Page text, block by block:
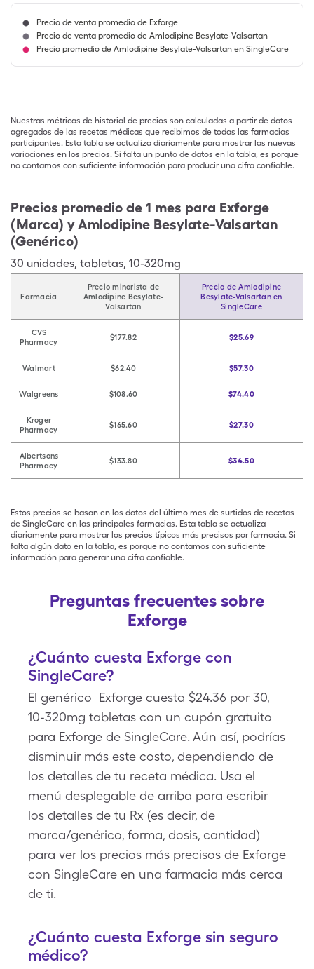
Precio de venta promedio de Exforge
Precio de venta promedio de Amlodipine Besylate-Valsartan
Precio promedio de Amlodipine Besylate-Valsartan en SingleCare
Nuestras métricas de historial de precios son calculadas a partir de datos
agregados de las recetas médicas que recibimos de todas las farmacias
participantes. Esta tabla se actualiza diariamente para mostrar las nuevas
variaciones en los precios. Si falta un punto de datos en la tabla, es porque
no contamos con suficiente información para producir una cifra confiable.
Precios promedio de 1 mes para Exforge
(Marca) y Amlodipine Besylate-Valsartan
(Genérico)
30 unidades, tabletas, 10-320mg
Farmacia
Precio minorista de
Amlodipine Besylate-
Valsartan
Precio de Amlodipine
Besylate-Valsartan en
SingleCare
CVS
Pharmacy
$177.82 $25.69
Walmart $62.40 $57.30
Walgreens $108.60 $74.40
Kroger
Pharmacy
$165.60 $27.30
Albertsons
Pharmacy
$133.80 $34.50
Estos precios se basan en los datos del último mes de surtidos de recetas
de SingleCare en las principales farmacias. Esta tabla se actualiza
diariamente para mostrar los precios típicos más precisos por farmacia. Si
falta algún dato en la tabla, es porque no contamos con suficiente
información para generar una cifra confiable.
Preguntas frecuentes sobre
Exforge
¿Cuánto cuesta Exforge con
SingleCare?
El genérico Exforge cuesta $24.36 por 30,
10-320mg tabletas con un cupón gratuito
para Exforge de SingleCare. Aún así, podrías
disminuir más este costo, dependiendo de
los detalles de tu receta médica. Usa el
menú desplegable de arriba para escribir
los detalles de tu Rx (es decir, de
marca/genérico, forma, dosis, cantidad)
para ver los precios más precisos de Exforge
con SingleCare en una farmacia más cerca
de ti.
¿Cuánto cuesta Exforge sin seguro
médico?